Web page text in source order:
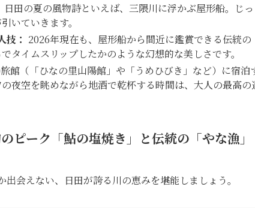
日田の夏の風物詩といえば、三隈川に浮かぶ屋形船。じ
いていきます。
： 2026年現在も、屋形船から間近に鑑賞できる伝統
タイムスリップしたかのような幻想的な美しさです。
館（「ひなの里山陽館」や「うめひびき」など）に宿
夜空を眺めながら地酒で乾杯する時間は、大人の最高の
ピーク「鮎の塩焼き」と伝統の「やな漁」
会えない、日田が誇る川の恵みを堪能しましょう。